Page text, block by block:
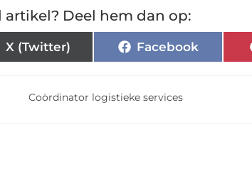
artikel? Deel hem dan op:
X (Twitter) Facebook
Coördinator logistieke services